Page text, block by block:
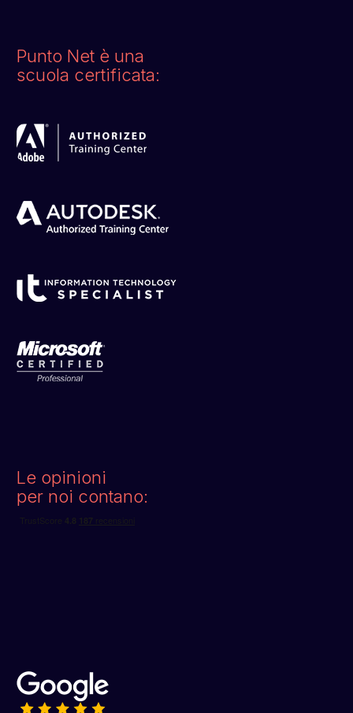
Punto Net è una
scuola certificata:
Le opinioni
per noi contano: